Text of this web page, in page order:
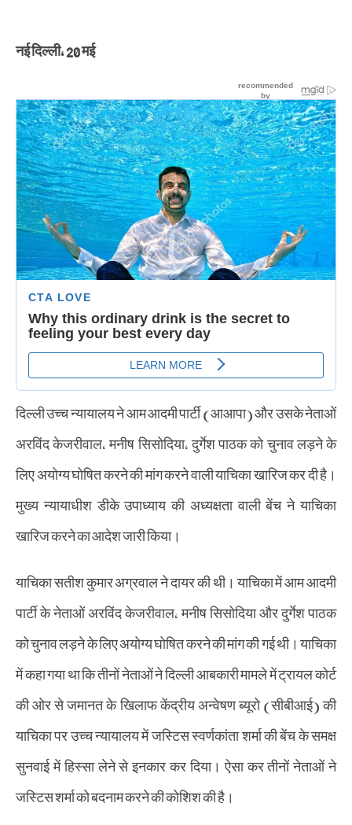
नई दिल्ली, 20 मई
दिल्ली उच्च न्यायालय ने आम आदमी पार्टी (आआपा) और उसके नेताओं
अरविंद केजरीवाल, मनीष सिसोदिया, दुर्गेश पाठक को चुनाव लड़ने के
लिए अयोग्य घोषित करने की मांग करने वाली याचिका खारिज कर दी है।
मुख्य न्यायाधीश डीके उपाध्याय की अध्यक्षता वाली बेंच ने याचिका
खारिज करने का आदेश जारी किया।
याचिका सतीश कुमार अग्रवाल ने दायर की थी। याचिका में आम आदमी
पार्टी के नेताओं अरविंद केजरीवाल, मनीष सिसोदिया और दुर्गेश पाठक
को चुनाव लड़ने के लिए अयोग्य घोषित करने की मांग की गई थी। याचिका
में कहा गया था कि तीनों नेताओं ने दिल्ली आबकारी मामले में ट्रायल कोर्ट
की ओर से जमानत के खिलाफ केंद्रीय अन्वेषण ब्यूरो (सीबीआई) की
याचिका पर उच्च न्यायालय में जस्टिस स्वर्णकांता शर्मा की बेंच के समक्ष
सुनवाई में हिस्सा लेने से इनकार कर दिया। ऐसा कर तीनों नेताओं ने
जस्टिस शर्मा को बदनाम करने की कोशिश की है।